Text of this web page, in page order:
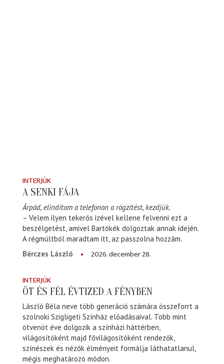
INTERJÚK
A SENKI FÁJA
Árpád, elindítom a telefonon a rögzítést, kezdjük.
– Velem ilyen tekerős izével kellene felvenni ezt a
beszélgetést, amivel Bartókék dolgoztak annak idején.
A régmúltból maradtam itt, az passzolna hozzám.
Bérczes László
2026. december 28.
INTERJÚK
ÖT ÉS FÉL ÉVTIZED A FÉNYBEN
László Béla neve több generáció számára összeforrt a
szolnoki Szigligeti Színház előadásaival. Több mint
ötvenöt éve dolgozik a színházi háttérben,
világosítóként majd fővilágosítóként rendezők,
színészek és nézők élményeit formálja láthatatlanul,
mégis meghatározó módon.